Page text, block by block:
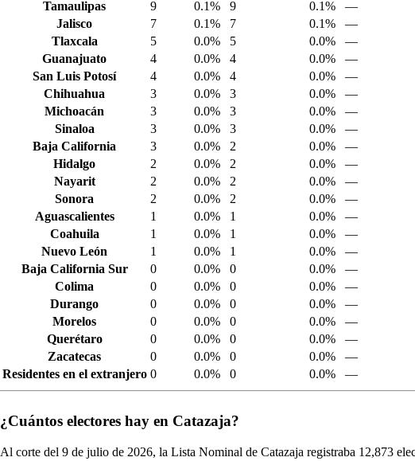
Tamaulipas
9 0.1% 9 0.1%
—
Jalisco
7 0.1% 7 0.1%
—
Tlaxcala
5 0.0% 5 0.0%
—
Guanajuato
4 0.0% 4 0.0%
—
San Luis Potosí
4 0.0% 4 0.0%
—
Chihuahua
3 0.0% 3 0.0%
—
Michoacán
3 0.0% 3 0.0%
—
Sinaloa
3 0.0% 3 0.0%
—
Baja California
3 0.0% 2 0.0%
—
Hidalgo
2 0.0% 2 0.0%
—
Nayarit
2 0.0% 2 0.0%
—
Sonora
2 0.0% 2 0.0%
—
Aguascalientes
1 0.0% 1 0.0%
—
Coahuila
1 0.0% 1 0.0%
—
Nuevo León
1 0.0% 1 0.0%
—
Baja California Sur
0 0.0% 0 0.0%
—
Colima
0 0.0% 0 0.0%
—
Durango
0 0.0% 0 0.0%
—
Morelos
0 0.0% 0 0.0%
—
Querétaro
0 0.0% 0 0.0%
—
Zacatecas
0 0.0% 0 0.0%
—
Residentes en el extranjero 0 0.0% 0 0.0% —
¿Cuántos electores hay en Catazaja?
Al corte del 9de julio de 2026, la Lista Nominal de Catazaja registraba 12,873